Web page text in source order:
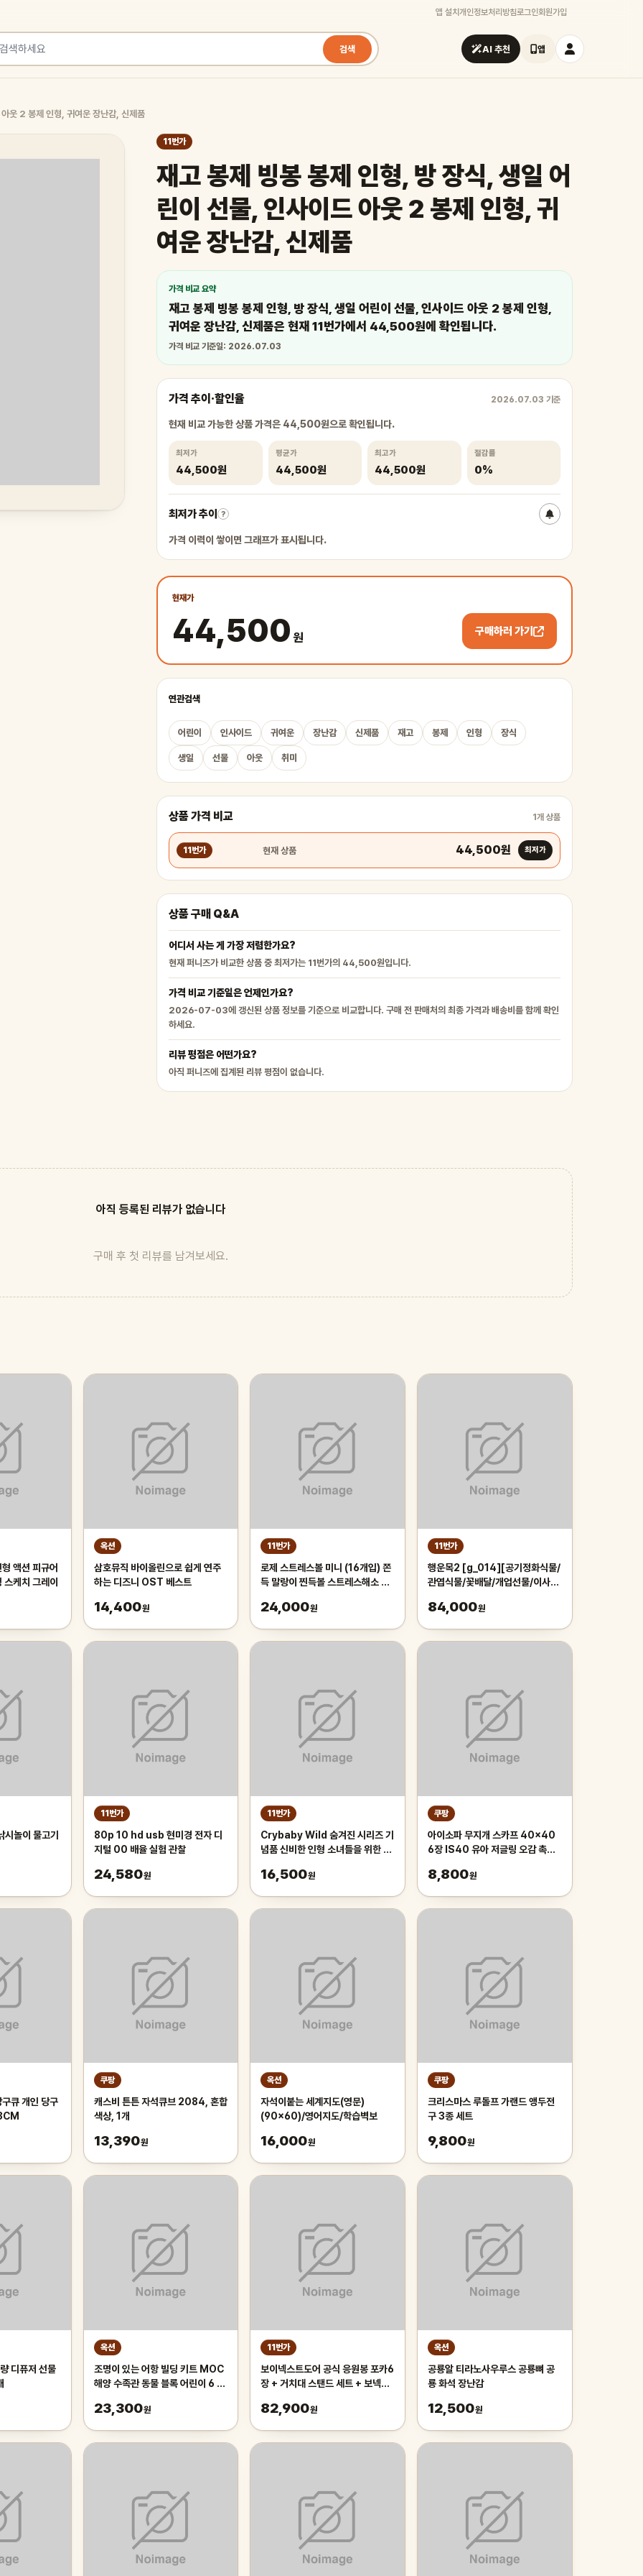
앱 설치 개인정보처리방침로그인회원가입
검색 AI 추천 앱
웃 2 봉제 인형, 귀여운 장난감, 신제품
11번가
재고 봉제 빙봉 봉제 인형, 방 장식, 생일 어
린이 선물, 인사이드 아웃 2 봉제 인형, 귀
여운 장난감, 신제품
가격 비교 요약
재고 봉제 빙봉 봉제 인형, 방 장식, 생일 어린이 선물, 인사이드 아웃 2 봉제 인형,
귀여운 장난감, 신제품은 현재 11번가에서 44,500원에 확인됩니다.
가격 비교 기준일: 2026.07.03
가격 추이·할인율 2026.07.03 기준
현재 비교 가능한 상품 가격은 44,500원으로 확인됩니다.
최저가
44,500원
평균가
44,500원
최고가
44,500원
절감률
0%
최저가 추이 ?
가격 이력이 쌓이면 그래프가 표시됩니다.
현재가
44,500 원 구매하러 가기
연관검색
어린이 인사이드 귀여운 장난감 신제품 재고 봉제 인형 장식
생일 선물 아웃 취미
상품 가격 비교 1개 상품
11번가 현재 상품 44,500원 최저가
상품 구매 Q&A
어디서 사는 게 가장 저렴한가요?
현재 퍼니즈가 비교한 상품 중 최저가는 11번가의 44,500원입니다.
가격 비교 기준일은 언제인가요?
2026-07-03에 갱신된 상품 정보를 기준으로 비교합니다. 구매 전 판매처의 최종 가격과 배송비를 함께 확인
하세요.
리뷰 평점은 어떤가요?
아직 퍼니즈에 집계된 리뷰 평점이 없습니다.
아직 등록된 리뷰가 없습니다
구매 후 첫 리뷰를 남겨보세요.
액션 피규어
스케치 그레이
옥션
삼호뮤직 바이올린으로 쉽게 연주
하는 디즈니 OST 베스트
14,400원
11번가
로제 스트레스볼 미니 (16개입) 쫀
득 말랑이 찐득볼 스트레스해소 왓
덜트 장난감 촉감놀이
24,000원
11번가
행운목2 [g_014][공기정화식물/
관엽식물/꽃배달/개업선물/이사화
84,000원
놀이 물고기
11번가
80p 10 hd usb 현미경 전자 디
지털 00 배율 실험 관찰
24,580원
11번가
Crybaby Wild 숨겨진 시리즈 기
념품 신비한 인형 소녀들을 위한 현
16,500원
쿠팡
아이소파 무지개 스카프 40x40
6장 IS40 유아 저글링 오감 촉감
8,800원
큐 개인 당구
쿠팡
캐스비 튼튼 자석큐브 2084, 혼합
색상, 1개
13,390원
옥션
자석이붙는 세계지도(영문)
(90x60)/영어지도/학습벽보
16,000원
쿠팡
크리스마스 루돌프 가랜드 앵두전
구 3종 세트
9,800원
디퓨저 선물
옥션
조명이 있는 어항 빌딩 키트 MOC
해양 수족관 동물 블록 어린이 6 장
23,300원
11번가
보이넥스트도어 공식 응원봉 포카6
장 + 거치대 스탠드 세트 + 보넥도
82,900원
옥션
공룡알 티라노사우루스 공룡뼈 공
룡 화석 장난감
12,500원